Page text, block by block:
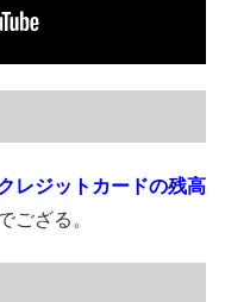
レジットカードの残高
ござる。